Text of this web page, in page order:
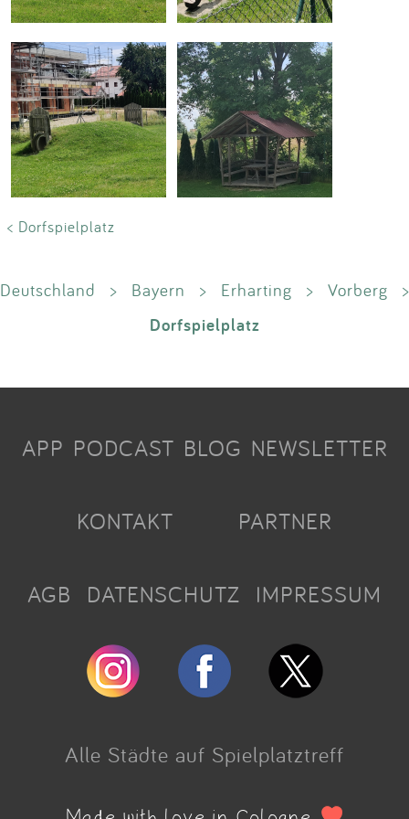
< Dorfspielplatz
Deutschland > Bayern > Erharting > Vorberg >
Dorfspielplatz
APP PODCAST BLOG NEWSLETTER
KONTAKT PARTNER
AGB DATENSCHUTZ IMPRESSUM
Alle Städte auf Spielplatztreff